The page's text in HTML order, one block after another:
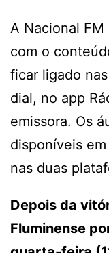
A Nacional FM
com o
ficar ligado
dial, no app
emissora. Os
disponíveis
nas duas
Depois da
Fluminense